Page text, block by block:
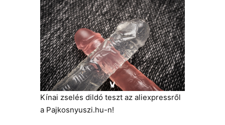
Kínai zselés dildó teszt az aliexpressről
a Pajkosnyuszi.hu-n!